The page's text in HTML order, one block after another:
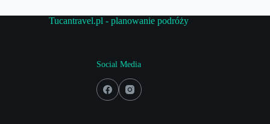
Tucantravel.pl - planowanie podróży
Social Media